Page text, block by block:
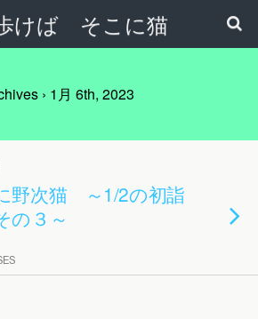
けば そこに猫
› 1月 6th, 2023
野次猫 ～1/2の初詣
の３～